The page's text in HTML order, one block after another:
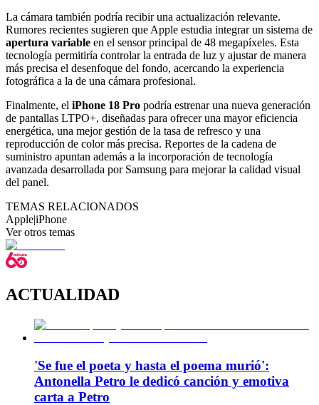
La cámara también podría recibir una actualización relevante.
Rumores recientes sugieren que Apple estudia integrar un sistema de
apertura variable en el sensor principal de 48 megapíxeles. Esta
tecnología permitiría controlar la entrada de luz y ajustar de manera
más precisa el desenfoque del fondo, acercando la experiencia
fotográfica a la de una cámara profesional.
Finalmente, el iPhone 18 Pro podría estrenar una nueva generación
de pantallas LTPO+, diseñadas para ofrecer una mayor eficiencia
energética, una mejor gestión de la tasa de refresco y una
reproducción de color más precisa. Reportes de la cadena de
suministro apuntan además a la incorporación de tecnología
avanzada desarrollada por Samsung para mejorar la calidad visual
del panel.
TEMAS RELACIONADOS
Apple|iPhone
Ver otros temas
ACTUALIDAD
'Se fue el poeta y hasta el poema murió':
Antonella Petro le dedicó canción y emotiva
carta a Petro